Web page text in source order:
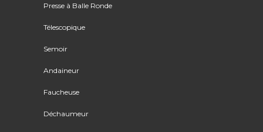
Presse à Balle Ronde
Télescopique
Semoir
Andaineur
Faucheuse
Déchaumeur